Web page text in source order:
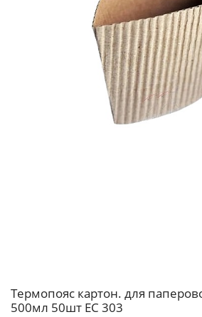
Термопояс картон. для
500мл 50шт ЕС 303